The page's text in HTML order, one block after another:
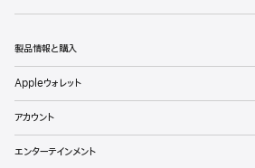
p
l製品情報と購入
Appleウォレット
アカウント
エンターテインメント